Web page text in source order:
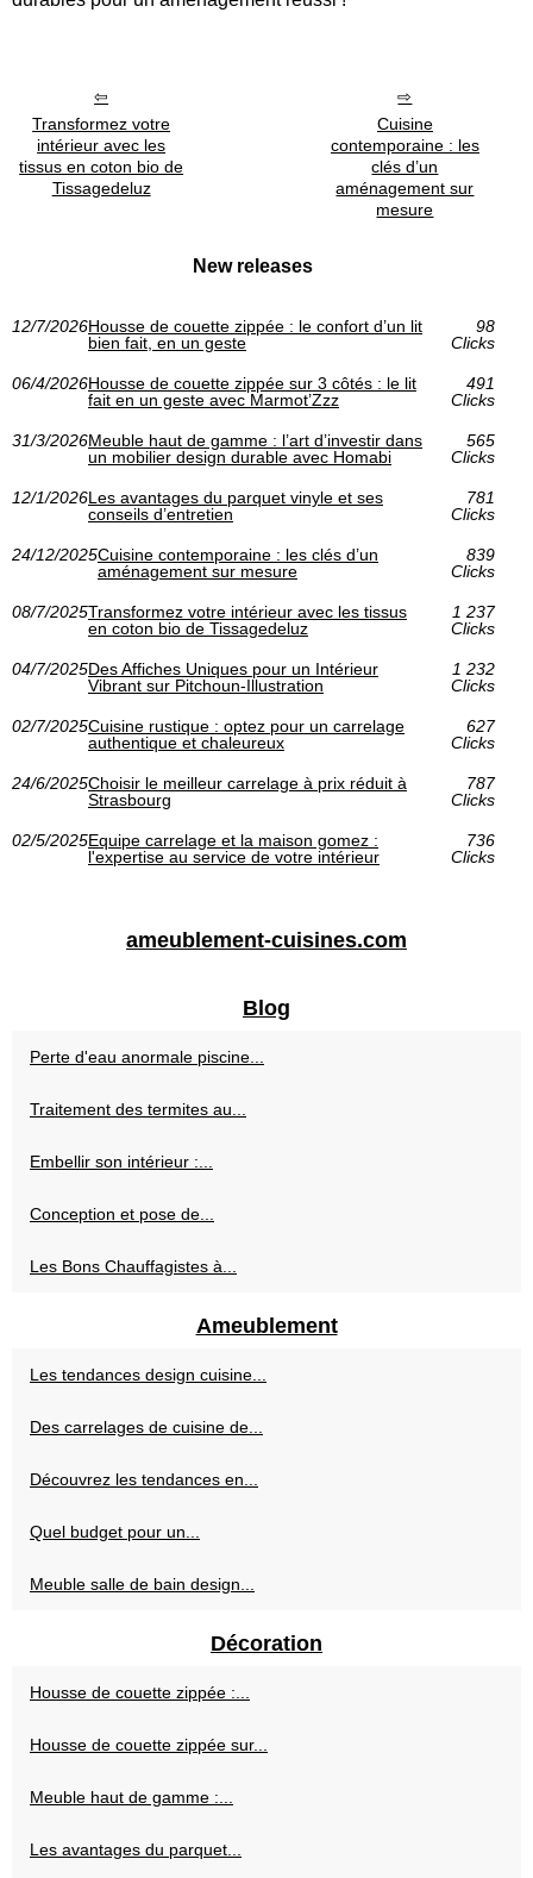
Transformez votre
intérieur avec les
tissus en coton bio de
Tissagedeluz
Cuisine
contemporaine : les
clés d’un
aménagement sur
mesure
New releases
12/7/2026Housse de couette zippée : le confort d’un lit
bien fait, en un geste
98
Clicks
06/4/2026Housse de couette zippée sur 3 côtés : le lit
fait en un geste avec Marmot’Zzz
491
Clicks
31/3/2026Meuble haut de gamme : l’art d’investir dans
un mobilier design durable avec Homabi
565
Clicks
12/1/2026Les avantages du parquet vinyle et ses
conseils d’entretien
781
Clicks
24/12/2025Cuisine contemporaine : les clés d’un
aménagement sur mesure
839
Clicks
08/7/2025Transformez votre intérieur avec les tissus
en coton bio de Tissagedeluz
1 237
Clicks
04/7/2025Des Affiches Uniques pour un Intérieur
Vibrant sur Pitchoun-Illustration
1 232
Clicks
02/7/2025Cuisine rustique : optez pour un carrelage
authentique et chaleureux
627
Clicks
24/6/2025Choisir le meilleur carrelage à prix réduit à
Strasbourg
787
Clicks
02/5/2025Equipe carrelage et la maison gomez :
l'expertise au service de votre intérieur
736
Clicks
ameublement-cuisines.com
Blog
Perte d'eau anormale piscine...
Traitement des termites au...
Embellir son intérieur :...
Conception et pose de...
Les Bons Chauffagistes à...
Ameublement
Les tendances design cuisine...
Des carrelages de cuisine de...
Découvrez les tendances en...
Quel budget pour un...
Meuble salle de bain design...
Décoration
Housse de couette zippée :...
Housse de couette zippée sur...
Meuble haut de gamme :...
Les avantages du parquet...